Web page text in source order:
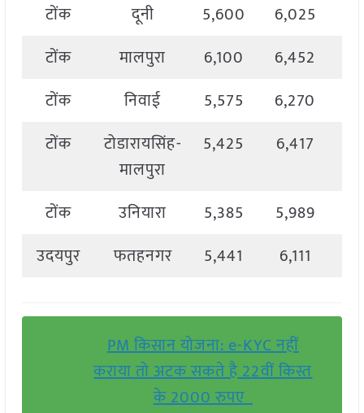
टोंक
दूनी 5,600 6,025
टोंक
मालपुरा 6,100 6,452
टोंक
निवाई 5,575 6,270
टोंक
टोडारायसिंह-
मालपुरा
5,425 6,417
टोंक उनियारा 5,385 5,989
उदयपुर
फतहनगर 5,441 6,111
PM किसान योजना: e-KYC नहीं
कराया तो अटक सकते है 22वीं किस्त
के 2000 रुपए